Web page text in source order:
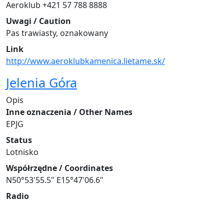
Aeroklub +421 57 788 8888
Uwagi / Caution
Pas trawiasty, oznakowany
Link
http://www.aeroklubkamenica.lietame.sk/
Jelenia Góra
Opis
Inne oznaczenia / Other Names
EPJG
Status
Lotnisko
Współrzędne / Coordinates
N50°53'55.5" E15°47'06.6"
Radio